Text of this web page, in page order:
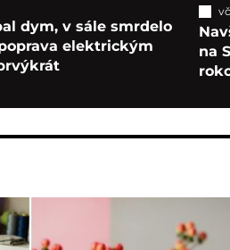
dym, v sále smrdelo
elektrickým
na